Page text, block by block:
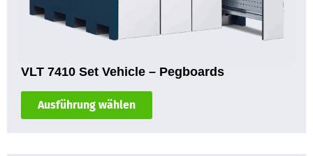
VLT 7410 Set Vehicle – Pegboards
Ausführung wählen